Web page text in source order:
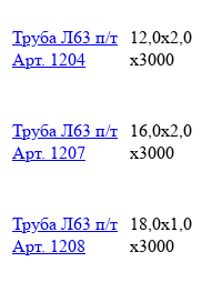
Труба Л63 п/т
Арт. 1204
12,0х2,0
х3000
Труба Л63 п/т
Арт. 1207
16,0х2,0
х3000
Труба Л63 п/т
Арт. 1208
18,0х1,0
х3000